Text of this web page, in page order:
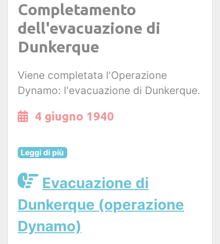
Completamento
dell'evacuazione di
Dunkerque
Viene completata l'Operazione
Dynamo: l'evacuazione di Dunkerque.
4 giugno 1940
Leggi di più
Evacuazione di
Dunkerque (operazione
Dynamo)